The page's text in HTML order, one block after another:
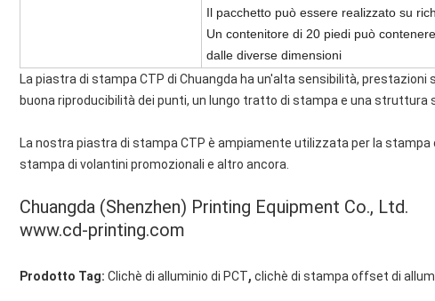
Il pacchetto può essere realizzato su
Un contenitore di 20 piedi può
dalle diverse dimensioni
La piastra di stampa CTP di Chuangda ha un'alta sensibilità, prestazioni
buona riproducibilità dei punti, un lungo tratto di stampa e una struttura
La nostra piastra di stampa CTP è ampiamente utilizzata per la
stampa di volantini promozionali e altro ancora.
Chuangda (Shenzhen) Printing Equipment Co., Ltd.
www.cd-printing.com
Prodotto Tag: Clichè di alluminio di PCT, clichè di stampa offset di